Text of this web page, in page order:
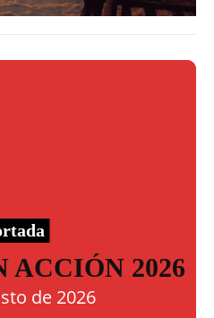
ACCIÓN 2026
de 2026